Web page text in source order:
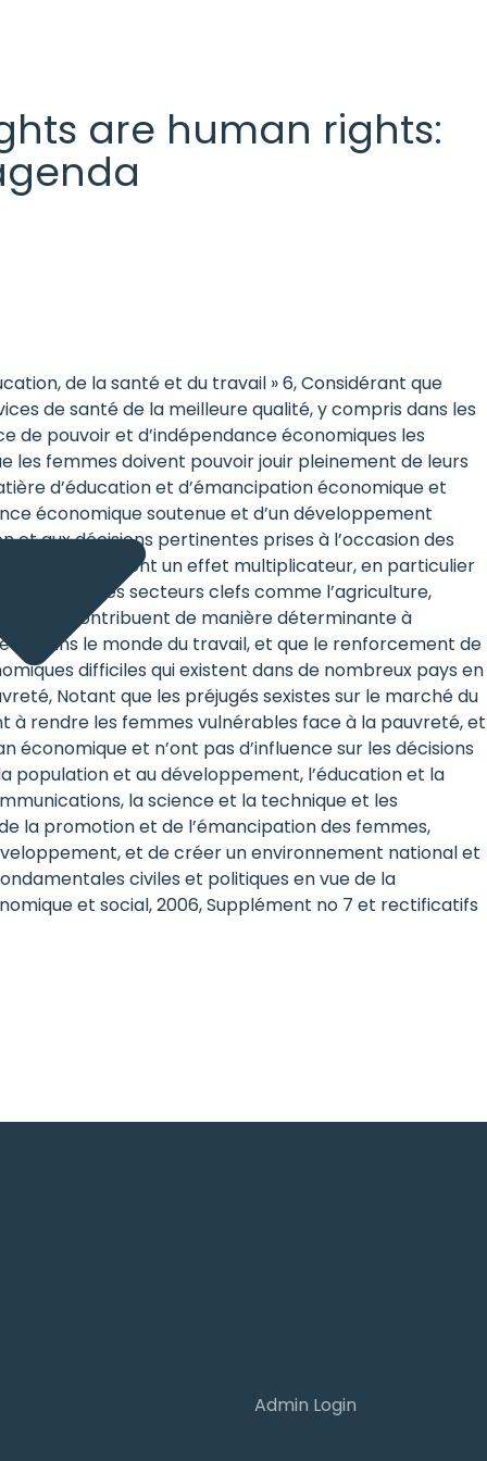
are human rights:
de la santé et du travail » 6, Considérant que
de santé de la meilleure qualité, y compris dans les
de pouvoir et d’indépendance économiques les
les femmes doivent pouvoir jouir pleinement de leurs
d’éducation et d’émancipation économique et
économique soutenue et d’un développement
aux décisions pertinentes prises à l’occasion des
la jeune fille ont un effet multiplicateur, en particulier
dans des secteurs clefs comme l’agriculture,
et contribuent de manière déterminante à
et dans le monde du travail, et que le renforcement de
difficiles qui existent dans de nombreux pays en
Notant que les préjugés sexistes sur le marché du
rendre les femmes vulnérables face à la pauvreté, et
et n’ont pas d’influence sur les décisions
population et au développement, l’éducation et la
la science et la technique et les
la promotion et de l’émancipation des femmes,
et de créer un environnement national et
civiles et politiques en vue de la
et social, 2006, Supplément no 7 et rectificatifs
Admin Login